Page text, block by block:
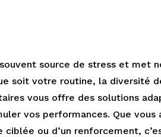
source de stress et met
soit votre routine, la diversité
vous offre des solutions
vos performances. Que vous
ou d’un renforcement,